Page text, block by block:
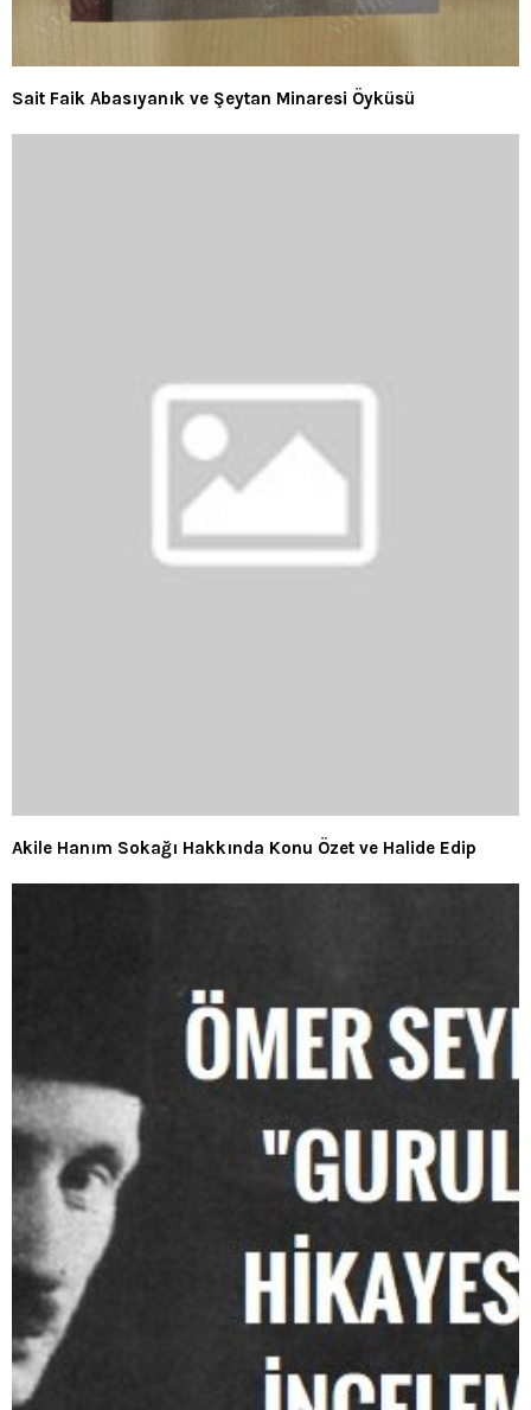
Sait Faik Abasıyanık ve Şeytan Minaresi Öyküsü
Akile Hanım Sokağı Hakkında Konu Özet ve Halide Edip